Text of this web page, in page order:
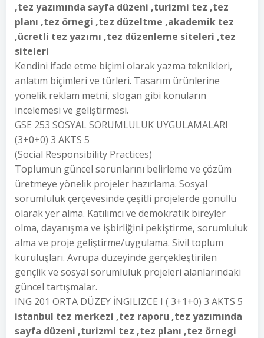
,tez yazımında sayfa düzeni ,turizmi tez ,tez
planı ,tez örnegi ,tez düzeltme ,akademik tez
,ücretli tez yazımı ,tez düzenleme siteleri ,tez
siteleri
Kendini ifade etme biçimi olarak yazma teknikleri,
anlatım biçimleri ve türleri. Tasarım ürünlerine
yönelik reklam metni, slogan gibi konuların
incelemesi ve geliştirmesi.
GSE 253 SOSYAL SORUMLULUK UYGULAMALARI
(3+0+0) 3 AKTS 5
(Social Responsibility Practices)
Toplumun güncel sorunlarını belirleme ve çözüm
üretmeye yönelik projeler hazırlama. Sosyal
sorumluluk çerçevesinde çeşitli projelerde gönüllü
olarak yer alma. Katılımcı ve demokratik bireyler
olma, dayanışma ve işbirliğini pekiştirme, sorumluluk
alma ve proje geliştirme/uygulama. Sivil toplum
kuruluşları. Avrupa düzeyinde gerçekleştirilen
gençlik ve sosyal sorumluluk projeleri alanlarındaki
güncel tartışmalar.
ING 201 ORTA DÜZEY İNGILIZCE I ( 3+1+0) 3 AKTS 5
istanbul tez merkezi ,tez raporu ,tez yazımında
sayfa düzeni ,turizmi tez ,tez planı ,tez örnegi